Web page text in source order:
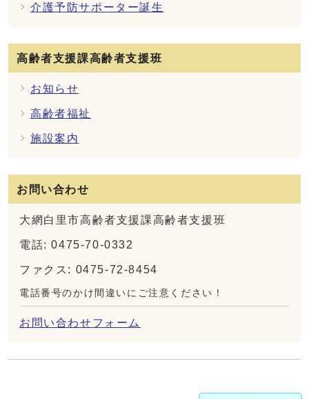
介護予防サポーター誕生
高齢者支援課高齢者支援班
お知らせ
高齢者福祉
施設案内
お問い合わせ
大網白里市高齢者支援課高齢者支援班
電話: 0475-70-0332
ファクス: 0475-72-8454
電話番号のかけ間違いにご注意ください！
お問い合わせフォーム